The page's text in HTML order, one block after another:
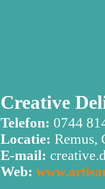
Creative
Telefon: 0744
Locatie: Remus,
E-mail:
Web: